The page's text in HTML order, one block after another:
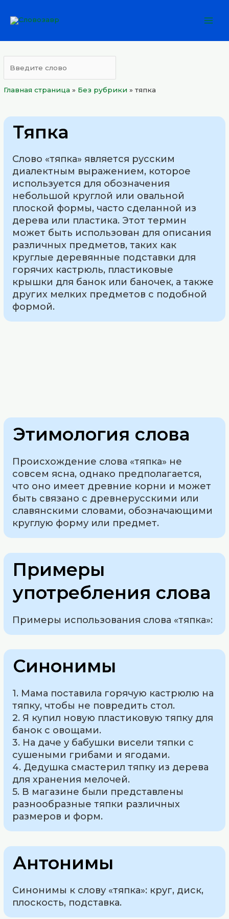
Главная страница » Без рубрики »тяпка
Тяпка
Слово «тяпка» является русским
диалектным выражением, которое
используется для обозначения
небольшой круглой или овальной
плоской формы, часто сделанной из
дерева или пластика. Этот термин
может быть использован для описания
различных предметов, таких как
круглые деревянные подставки для
горячих кастрюль, пластиковые
крышки для банок или баночек, а также
других мелких предметов с подобной
формой.
Этимология слова
Происхождение слова «тяпка» не
совсем ясна, однако предполагается,
что оно имеет древние корни и может
быть связано с древнерусскими или
славянскими словами, обозначающими
круглую форму или предмет.
Примеры
употребления слова
Примеры использования слова «тяпка»:
Синонимы
1. Мама поставила горячую кастрюлю на
тяпку, чтобы не повредить стол.
2. Я купил новую пластиковую тяпку для
банок с овощами.
3. На даче у бабушки висели тяпки с
сушеными грибами и ягодами.
4. Дедушка смастерил тяпку из дерева
для хранения мелочей.
5. В магазине были представлены
разнообразные тяпки различных
размеров и форм.
Антонимы
Синонимы к слову «тяпка»: круг, диск,
плоскость, подставка.